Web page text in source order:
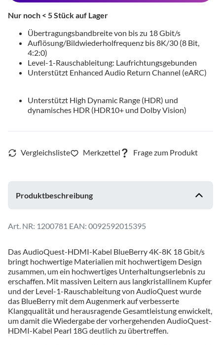
Nur noch < 5 Stück auf Lager
Übertragungsbandbreite von bis zu 18 Gbit/s
Auflösung/Bildwiederholfrequenz bis 8K/30 (8 Bit,
4:2:0)
Level-1-Rauschableitung: Laufrichtungsgebunden
Unterstützt Enhanced Audio Return Channel (eARC)
Unterstützt High Dynamic Range (HDR) und
dynamisches HDR (HDR10+ und Dolby Vision)
Produktbeschreibung
1200781 EAN: 0092592015395
Das AudioQuest-HDMI-Kabel BlueBerry 4K-8K 18 Gbit/s
bringt hochwertige Materialien mit hochwertigem Design
zusammen, um ein hochwertiges Unterhaltungserlebnis zu
erschaffen. Mit massiven Leitern aus langkristallinem Kupfer
und der Level-1-Rauschableitung von AudioQuest wurde
das BlueBerry mit dem Augenmerk auf verbesserte
Klangqualität und herausragende Gesamtleistung enwickelt,
um damit die Wiedergabe der vorhergehenden AudioQuest-
HDMI-Kabel Pearl 18G deutlich zu übertreffen.